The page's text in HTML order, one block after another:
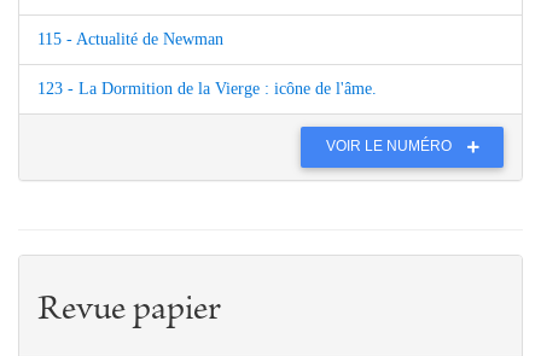
115 - Actualité de Newman
123 - La Dormition de la Vierge : icône de l'âme.
VOIR LE NUMÉRO
Revue papier